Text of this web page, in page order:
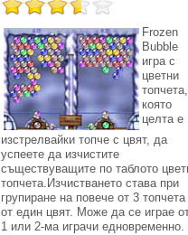
Frozen
Bubble
игра с
цветни
която
целта е
изстрелвайки топче с цвят, да
успеете да изчистите
съществуващите по таблото
топчета.Изчистването става при
групиране на повече от 3 топчета
от един цвят. Може да се играе
1 или 2-ма играчи едновременно.